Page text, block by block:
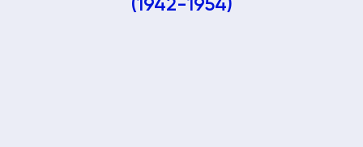
(1942-1954)